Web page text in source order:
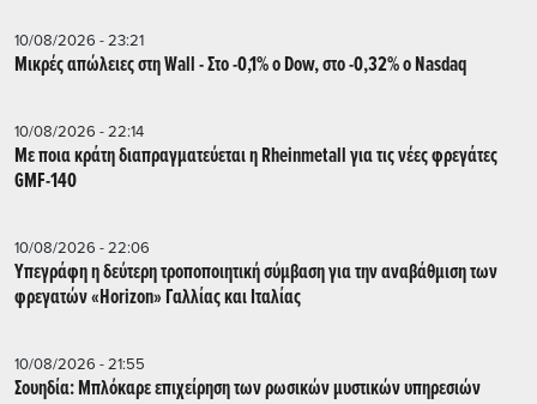
10/08/2026 - 23:21
Μικρές απώλειες στη Wall - Στο -0,1% ο Dow, στο -0,32% ο Nasdaq
10/08/2026 - 22:14
Με ποια κράτη διαπραγματεύεται η Rheinmetall για τις νέες φρεγάτες
GMF-140
10/08/2026 - 22:06
Υπεγράφη η δεύτερη τροποποιητική σύμβαση για την αναβάθμιση των
φρεγατών «Horizon» Γαλλίας και Ιταλίας
10/08/2026 - 21:55
Σουηδία: Μπλόκαρε επιχείρηση των ρωσικών μυστικών υπηρεσιών